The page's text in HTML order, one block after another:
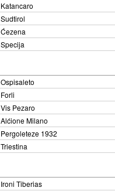
Katancaro
Sudtirol
Ćezena
Specija
Ospisaleto
Forli
Vis Pezaro
Alćione Milano
Pergoleteze 1932
Triestina
Ironi Tiberias